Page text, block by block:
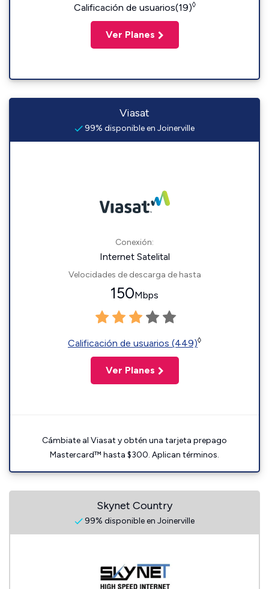
Calificación de usuarios(19)◊
Ver Planes
Viasat
99% disponible en Joinerville
Conexión:
Internet Satelital
Velocidades de descarga de hasta
150Mbps
Calificación de usuarios (449)◊
Ver Planes
Cámbiate al Viasat y obtén una tarjeta prepago
Mastercard™ hasta $300. Aplican términos.
Skynet Country
99% disponible en Joinerville